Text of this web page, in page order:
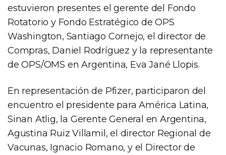
estuvieron presentes el gerente del Fondo
Rotatorio y Fondo Estratégico de OPS
Washington, Santiago Cornejo, el director de
Compras, Daniel Rodríguez y la representante
de OPS/OMS en Argentina, Eva Jané Llopis.
En representación de Pfizer, participaron del
encuentro el presidente para América Latina,
Sinan Atlig, la Gerente General en Argentina,
Agustina Ruiz Villamil, el director Regional de
Vacunas, Ignacio Romano, y el Director de